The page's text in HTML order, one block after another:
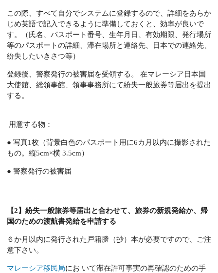
この際、すべて自分でシステムに登録するので、詳細をあらか
じめ英語で記入できるように準備しておくと、効率が良いで
す。（氏名、パスポート番号、生年月日、有効期限、発行場所
等のパスポートの詳細、滞在場所と連絡先、日本での連絡先、
紛失したいきさつ等）
登録後、警察発行の被害届を受領する。 在マレーシア日本国
大使館、総領事館、領事事務所にて紛失一般旅券等届出を提出
する。
用意する物：
● 写真1枚（背景白色のパスポート用に6カ月以内に撮影された
もの。縦5cm×横 3.5cm）
● 警察発行の被害届
【2】紛失一般旅券等届出と合わせて、旅券の新規発給か、帰
国のための渡航書発給を申請する
６か月以内に発行された戸籍謄（抄）本が必要ですので、ご注
意下さい。
マレーシア移民局にお いて滞在許可事実の再確認のための手